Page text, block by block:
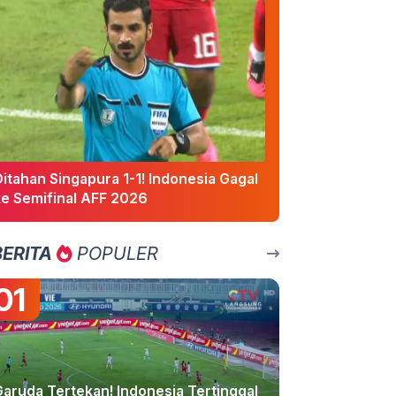
Singapura 1-1! Indonesia Gagal
Semifinal AFF 2026
POPULER
Tertekan! Indonesia Tertinggal